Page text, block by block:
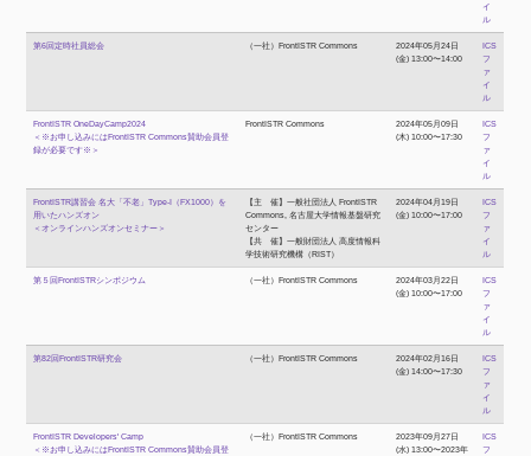
イ
ル
第6回定時社員総会 （一社）FrontISTR Commons
2024年05月24日
(金) 13:00〜14:00
ICS
フ
ァ
イ
ル
FrontISTR OneDayCamp2024
＜※お申し込みにはFrontISTR Commons賛助会員登
録が必要です※＞
FrontISTR Commons
2024年05月09日
(木) 10:00〜17:30
ICS
フ
ァ
イ
ル
FrontISTR講習会 名大「不老」Type-I（FX1000）を
用いたハンズオン
＜オンラインハンズオンセミナー＞
【主 催】一般社団法人 FrontISTR
Commons, 名古屋大学情報基盤研究
センター
【共 催】一般財団法人 高度情報科
学技術研究機構（RIST）
2024年04月19日
(金) 10:00〜17:00
ICS
フ
ァ
イ
ル
第５回FrontISTRシンポジウム （一社）FrontISTR Commons
2024年03月22日
(金) 10:00〜17:00
ICS
フ
ァ
イ
ル
第82回FrontISTR研究会 （一社）FrontISTR Commons
2024年02月16日
(金) 14:00〜17:30
ICS
フ
ァ
イ
ル
FrontISTR Developers' Camp
＜※お申し込みにはFrontISTR Commons賛助会員登
（一社）FrontISTR Commons
2023年09月27日
(水) 13:00〜2023年
ICS
フ